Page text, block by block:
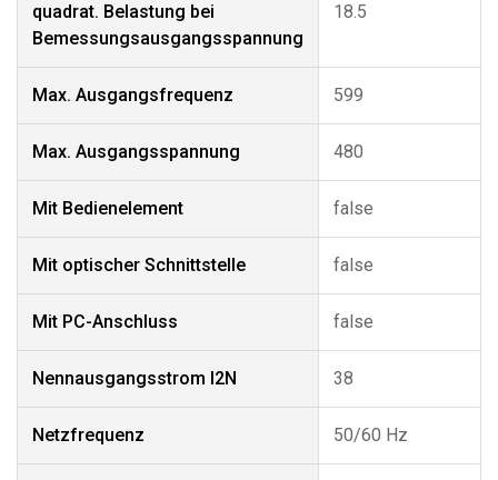
quadrat. Belastung bei
Bemessungsausgangsspannung
18.5
Max. Ausgangsfrequenz 599
Max. Ausgangsspannung 480
Mit Bedienelement false
Mit optischer Schnittstelle false
Mit PC-Anschluss false
Nennausgangsstrom I2N 38
Netzfrequenz 50/60 Hz